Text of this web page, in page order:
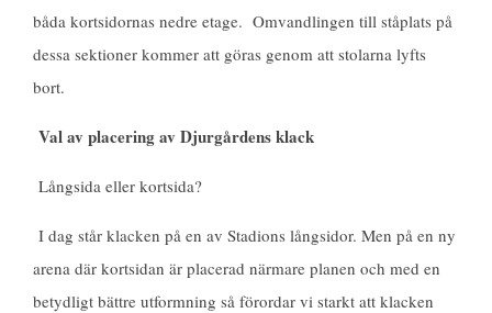
båda kortsidornas nedre etage. Omvandlingen till ståplats på
dessa sektioner kommer att göras genom att stolarna lyfts
bort.
Val av placering av Djurgårdens klack
Långsida eller kortsida?
I dag står klacken på en av Stadions långsidor. Men på en ny
arena där kortsidan är placerad närmare planen och med en
betydligt bättre utformning så förordar vi starkt att klacken